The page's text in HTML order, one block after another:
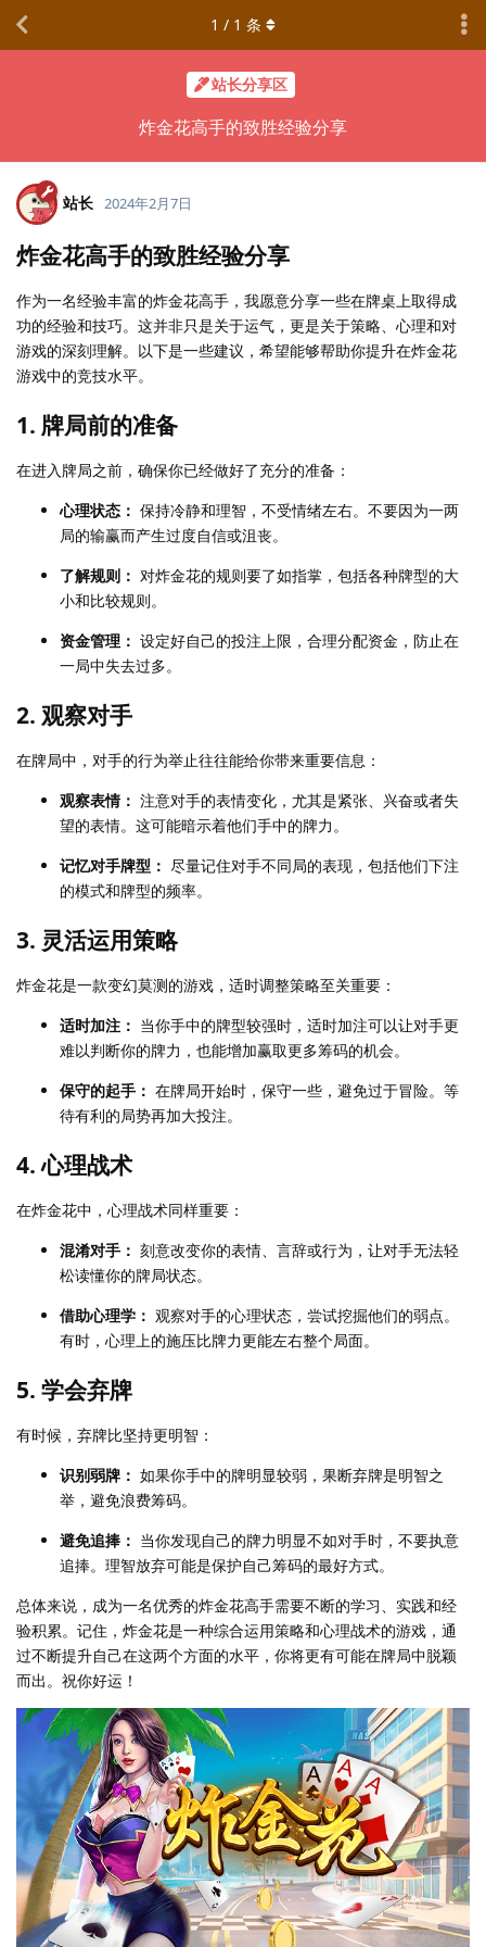
站长分享区
炸金花高手的致胜经验分享
1 / 1 条
站长 2024年2月7日
炸金花高手的致胜经验分享
作为一名经验丰富的炸金花高手，我愿意分享一些在牌桌上取得成
功的经验和技巧。这并非只是关于运气，更是关于策略、心理和对
游戏的深刻理解。以下是一些建议，希望能够帮助你提升在炸金花
游戏中的竞技水平。
1. 牌局前的准备
在进入牌局之前，确保你已经做好了充分的准备：
心理状态： 保持冷静和理智，不受情绪左右。不要因为一两
局的输赢而产生过度自信或沮丧。
了解规则： 对炸金花的规则要了如指掌，包括各种牌型的大
小和比较规则。
资金管理： 设定好自己的投注上限，合理分配资金，防止在
一局中失去过多。
2. 观察对手
在牌局中，对手的行为举止往往能给你带来重要信息：
观察表情： 注意对手的表情变化，尤其是紧张、兴奋或者失
望的表情。这可能暗示着他们手中的牌力。
记忆对手牌型： 尽量记住对手不同局的表现，包括他们下注
的模式和牌型的频率。
3. 灵活运用策略
炸金花是一款变幻莫测的游戏，适时调整策略至关重要：
适时加注： 当你手中的牌型较强时，适时加注可以让对手更
难以判断你的牌力，也能增加赢取更多筹码的机会。
保守的起手： 在牌局开始时，保守一些，避免过于冒险。等
待有利的局势再加大投注。
4.心理战术
在炸金花中，心理战术同样重要：
混淆对手： 刻意改变你的表情、言辞或行为，让对手无法轻
松读懂你的牌局状态。
借助心理学： 观察对手的心理状态，尝试挖掘他们的弱点。
有时，心理上的施压比牌力更能左右整个局面。
5. 学会弃牌
有时候，弃牌比坚持更明智：
识别弱牌： 如果你手中的牌明显较弱，果断弃牌是明智之
举，避免浪费筹码。
避免追捧： 当你发现自己的牌力明显不如对手时，不要执意
追捧。理智放弃可能是保护自己筹码的最好方式。
总体来说，成为一名优秀的炸金花高手需要不断的学习、实践和经
验积累。记住，炸金花是一种综合运用策略和心理战术的游戏，通
过不断提升自己在这两个方面的水平，你将更有可能在牌局中脱颖
而出。祝你好运！